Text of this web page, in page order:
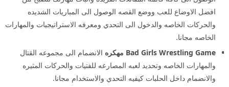
افضل الاوضاع للعب ووضع القصه الوصول الى المباريات الشديده
والحركات الخاصه والدخول الى التحدي ومعرفه الاستراتيجيات والمهارات
الخاصه مجانا.
Bad Girls Wrestling Game مهكره
الانضمام الى مجموعه القتال
والمهارات الخاصه وتحديد لعبه المصارعه للفتيات والحركات المثيره
والانضمام داخل الحلبات كيفيه التحدي والاستخدام مجانا.